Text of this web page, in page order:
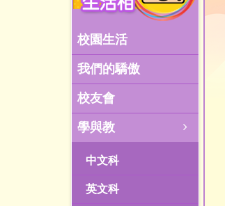
校園生活
我們的驕傲
校友會
學與教
中文科
英文科